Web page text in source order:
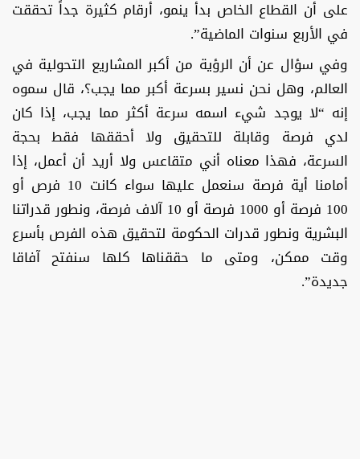
على أن القطاع الخاص بدأ ينمو، أرقام كثيرة جداً تحققت
في الأربع سنوات الماضية”.
وفي سؤال عن أن الرؤية من أكبر المشاريع التحولية في
العالم، وهل نحن نسير بسرعة أكبر مما يجب؟، قال سموه
إنه “لا يوجد شيء اسمه سرعة أكثر مما يجب، إذا كان
لدي فرصة وقابلة للتحقيق ولا أحققها فقط بحجة
السرعة، فهذا معناه أني متقاعس ولا أريد أن أعمل، إذا
أمامنا أية فرصة سنعمل عليها سواء كانت 10 فرص أو
100 فرصة أو 1000 فرصة أو 10 آلاف فرصة، ونطور قدراتنا
البشرية ونطور قدرات الحكومة لتحقيق هذه الفرص بأسرع
وقت ممكن، ومتى ما حققناها كلها سنفتح آفاقا
جديدة”.